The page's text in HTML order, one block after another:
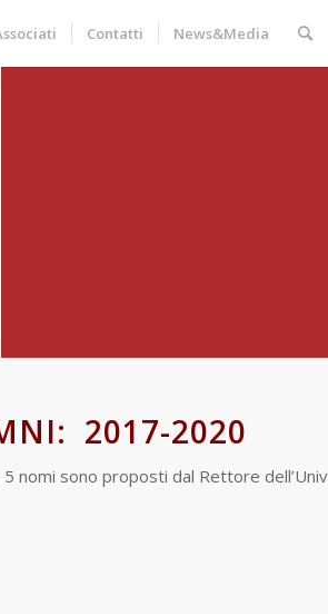
Contatti News&Media
2017-2020
nomi sono proposti dal Rettore